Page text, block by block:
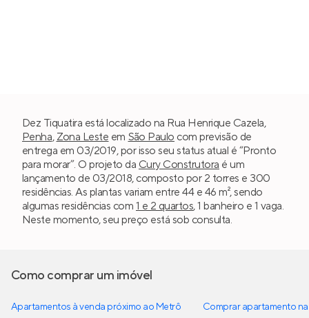
Dez Tiquatira está localizado na Rua Henrique Cazela,
Penha, Zona Leste em São Paulo com previsão de
entrega em 03/2019, por isso seu status atual é “Pronto
para morar”. O projeto da Cury Construtora é um
lançamento de 03/2018, composto por 2 torres e 300
residências. As plantas variam entre 44 e 46 m², sendo
algumas residências com 1 e 2 quartos, 1 banheiro e 1 vaga.
Neste momento, seu preço está sob consulta.
Como comprar um imóvel
Apartamentos à venda próximo ao Metrô
Comprar apartamento